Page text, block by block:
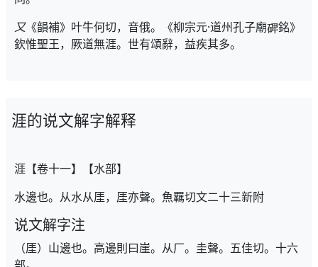
又《韻補》叶牛何切，音俄。《柳宗元·道州孔子廟
銘》
欽惟聖王，厥道無涯。世有頌辭，益疾其多。
涯的说文解字解释
涯【卷十一】【水部】
水邊也。从水从厓，厓亦聲。魚羈切文二十三新附
说文解字注
（厓）山邊也。高邊則曰崖。从厂。圭聲。五佳切。十六